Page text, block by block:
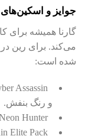
جوایز و
گارنا همیشه برای
شده است:
و رنگ بنفش.
Rin Neon Hunter: اسکین ویژه با جلوه‌های نئونی.